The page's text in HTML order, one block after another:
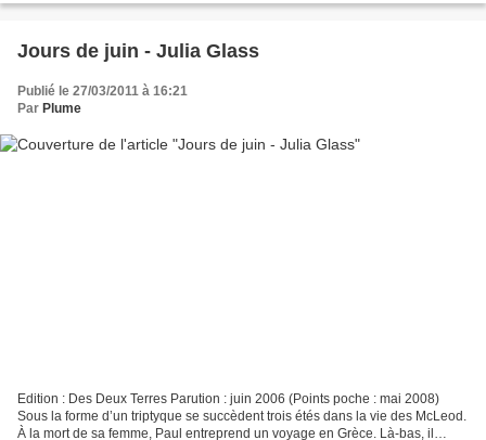
Jours de juin - Julia Glass
Publié le 27/03/2011 à 16:21
Par Plume
Edition : Des Deux Terres Parution : juin 2006 (Points poche : mai 2008)
Sous la forme d’un triptyque se succèdent trois étés dans la vie des McLeod.
À la mort de sa femme, Paul entreprend un voyage en Grèce. Là-bas, il